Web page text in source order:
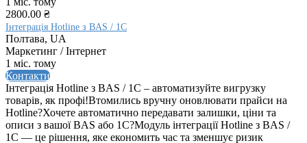
2800.00 ₴
Інтеграція Hotline з BAS / 1С
Полтава, UA
Маркетинг / Інтернет
1 міс. тому
Контакти
Інтеграція Hotline з BAS / 1С – автоматизуйте вигрузку
товарів, як профі!Втомились вручну оновлювати прайси на
Hotline?Хочете автоматично передавати залишки, ціни та
описи з вашої BAS або 1C?Модуль інтеграції Hotline з BAS /
1C — це рішення, яке економить час та зменшує ризик